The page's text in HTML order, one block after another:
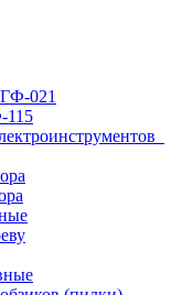
021
115